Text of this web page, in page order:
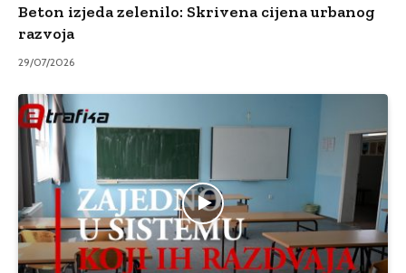
Beton izjeda zelenilo: Skrivena cijena urbanog
razvoja
29/07/2026